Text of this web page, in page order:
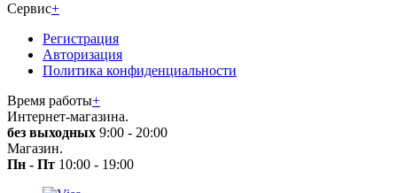
Сервис+
Регистрация
Авторизация
Политика конфиденциальности
Время работы+
Интернет-магазина.
без выходных 9:00 - 20:00
Магазин.
Пн - Пт 10:00 - 19:00